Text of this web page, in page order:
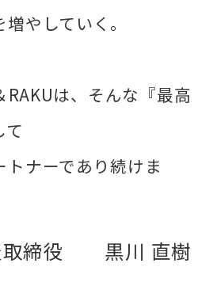
やしていく。
は、そんな『最高
て
ナーであり続けま
取締役 黒川 直樹